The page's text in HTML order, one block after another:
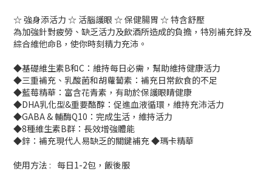
☆ 強身添活力 ☆ 活腦護眼 ☆ 保健腸胃 ☆ 特含舒壓
為加強針對疲勞、缺乏活力及飲酒所造成的負擔，特別補充鋅及
綜合維他命B，使你時刻精力充沛。
◆基礎維生素B和C：維持每日必需，幫助維持健康活力
◆三重補充、乳酸菌和胡蘿蔔素：補充日常飲食的不足
◆藍莓精華：富含花青素，有助於保護眼睛健康
◆DHA乳化型&重要酪醇：促進血液循環，維持充沛活力
◆GABA & 輔酶Q10：完成生活，維持活力
◆8種維生素B群：長效增強體能
◆鋅：補充現代人易缺乏的關鍵補充 ◆瑪卡精華
使用方法 : 每日1-2包，飯後服